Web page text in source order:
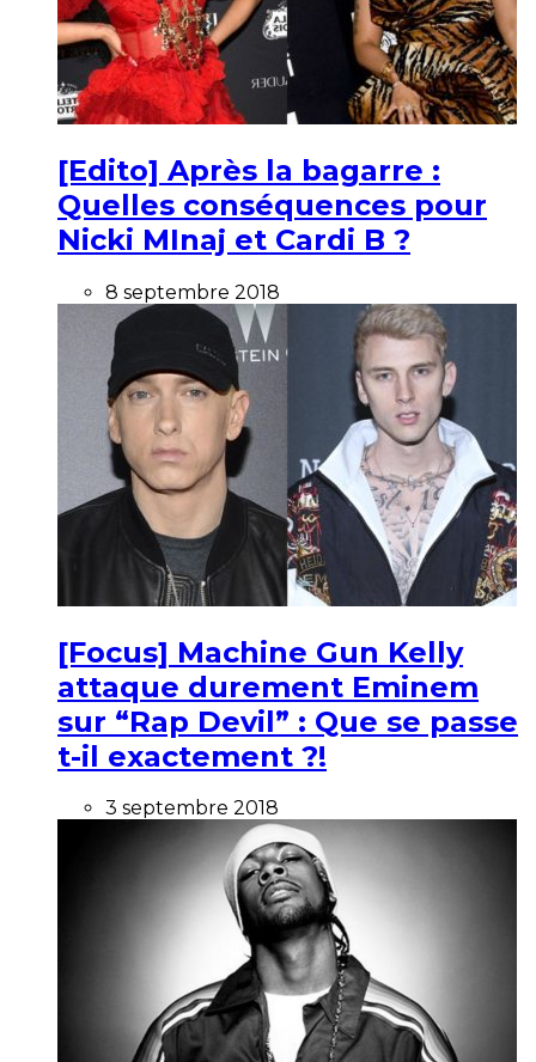
[Edito] Après la bagarre :
Quelles conséquences pour
Nicki MInaj et Cardi B ?
8 septembre 2018
[Focus] Machine Gun Kelly
attaque durement Eminem
sur “Rap Devil” : Que se passe
t-il exactement ?!
3 septembre 2018